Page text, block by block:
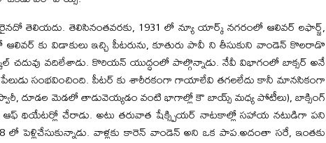
తెలియదు. తెలిసినంతవరకు, 1931 లో న్యూ యార్క్ నగరంలో ఆలివర్ లఫార్జ్,
కు విడాకులు ఇచ్చి పీటరును, కూతురు పావీ ని తీసుకుని వాండెన్ కొలరాడొ
చదువు వదిలేశాడు. కొరియన్ యుద్ధంలో పాల్గొన్నాడు. నేవీ విభాగంలో బాక్సర్ అనే
పేలుడు సంభవించింది. పీటర్ కు శారీరకంగా గాయాలేవి తగలలేదు కానీ మానసికంగా
స్వారీ, దూడల మెడలో తాడువెయ్యడం వంటి భాగాల్లో కౌ బాయ్స్ మధ్య పోటీలు), బాక్సింగ్
థియేటర్లో చేరాడు. అటు తరువాత షేక్స్పియర్ నాటకాల్లో సహాయ నటుడిగా పని
వాళ్లకు కారెన్ వాండెన్ అని ఒక పాప.అదంతా సరే, ఇంతకు